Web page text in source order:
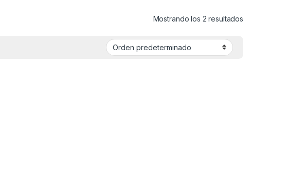
Mostrando los 2 resultados